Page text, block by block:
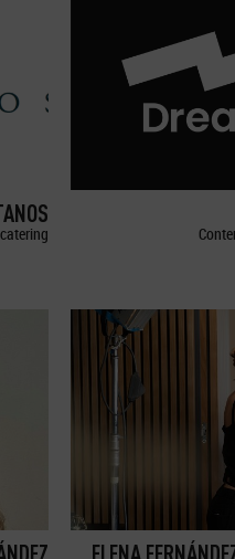
ELENA